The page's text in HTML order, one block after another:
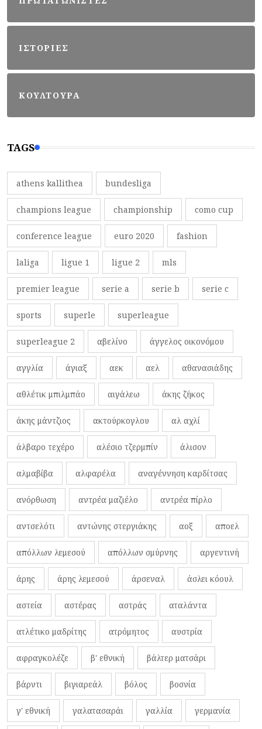
ΙΣΤΟΡΙΕΣ
ΚΟΥΛΤΟΥΡΑ
TAGS
athens kallithea bundesliga
champions league championship como cup
conference league euro 2020 fashion
laliga ligue 1 ligue 2 mls
premier league serie a serie b serie c
sports superle superleague
superleague 2 αβελίνο άγγελος οικονόμου
αγγλία άγιαξ αεκ αελ αθανασιάδης
αθλέτικ μπιλμπάο αιγάλεω άκης ζήκος
άκης μάντζιος ακτούρκογλου αλ αχλί
άλβαρο τεχέρο αλέσιο τζερμπίν άλισον
αλμαβίβα αλφαρέλα αναγέννηση καρδίτσας
ανόρθωση αντρέα μαζιέλο αντρέα πίρλο
αντσελότι αντώνης στεργιάκης αοξ αποελ
απόλλων λεμεσού απόλλων σμύρνης αργεντινή
άρης άρης λεμεσού άρσεναλ άσλει κόουλ
αστεία αστέρας αστράς αταλάντα
ατλέτικο μαδρίτης ατρόμητος αυστρία
αφραγκολέζε β' εθνική βάλτερ ματσάρι
βάρντι βιγιαρεάλ βόλος βοσνία
γ' εθνική γαλατασαράι γαλλία γερμανία